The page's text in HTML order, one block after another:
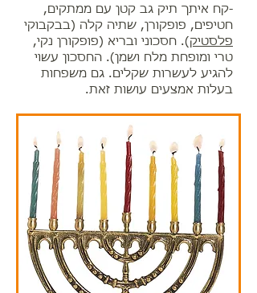
-קח איתך תיק גב קטן עם ממתקים,
חטיפים, פופקורן, שתיה קלה (בבקבוקי
פלסטיק ). חסכוני ובריא (פופקורן נקי,
טרי ומופחת מלח ושמן). החסכון עשוי
להגיע לעשרות שקלים. גם משפחות
בעלות אמצעים עושות זאת.